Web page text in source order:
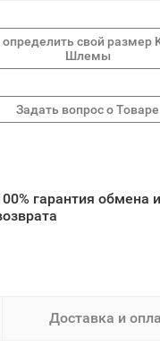
определить свой размер
Шлемы
гарантия обмена
Доставка и